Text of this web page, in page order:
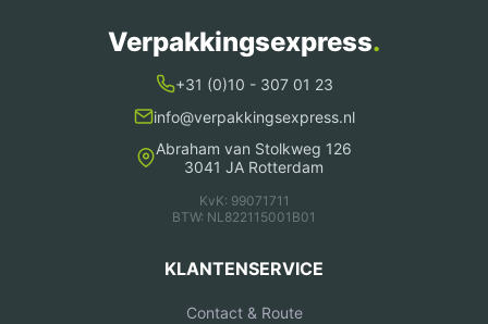
Verpakkingsexpress.
+31 (0)10 - 307 01 23
info@verpakkingsexpress.nl
Abraham van Stolkweg 126
3041 JA Rotterdam
KvK: 99071711
BTW: NL822115001B01
KLANTENSERVICE
Contact & Route